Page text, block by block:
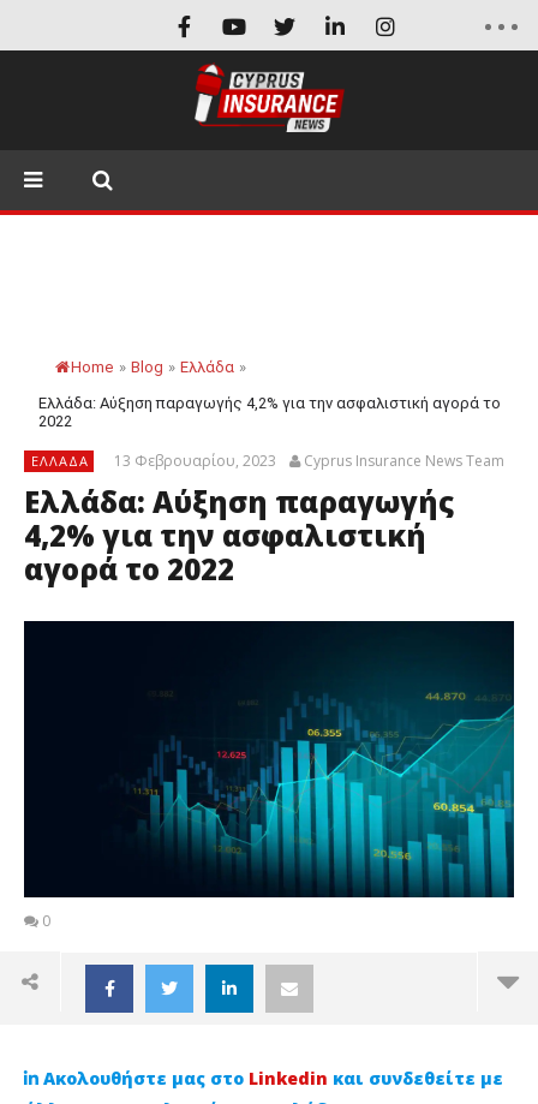
Home » Blog » Ελλάδα »
Ελλάδα: Αύξηση παραγωγής 4,2% για την ασφαλιστική αγορά το
2022
ΕΛΛΆΔΑ 13 Φεβρουαρίου, 2023 Cyprus Insurance News Team
Ελλάδα: Αύξηση παραγωγής
4,2% για την ασφαλιστική
αγορά το 2022
0
Ακολουθήστε μας στο Linkedin και συνδεθείτε με